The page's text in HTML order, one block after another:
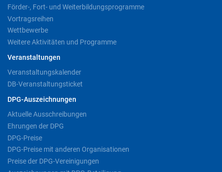
Förder-, Fort- und Weiterbildungsprogramme
Vortragsreihen
Wettbewerbe
Weitere Aktivitäten und Programme
Veranstaltungen
Veranstaltungskalender
DB-Veranstaltungsticket
DPG-Auszeichnungen
Aktuelle Ausschreibungen
Ehrungen der DPG
DPG-Preise
DPG-Preise mit anderen Organisationen
Preise der DPG-Vereinigungen